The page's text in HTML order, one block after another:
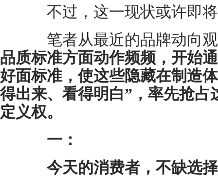
不过，这一现状或许即将
笔者从最近的品牌动向观
品质标准方面动作频频，开始
好面标准，使这些隐藏在制造
得出来、看得明白”，率先抢占
定义权。
一：
今天的消费者，不缺选择